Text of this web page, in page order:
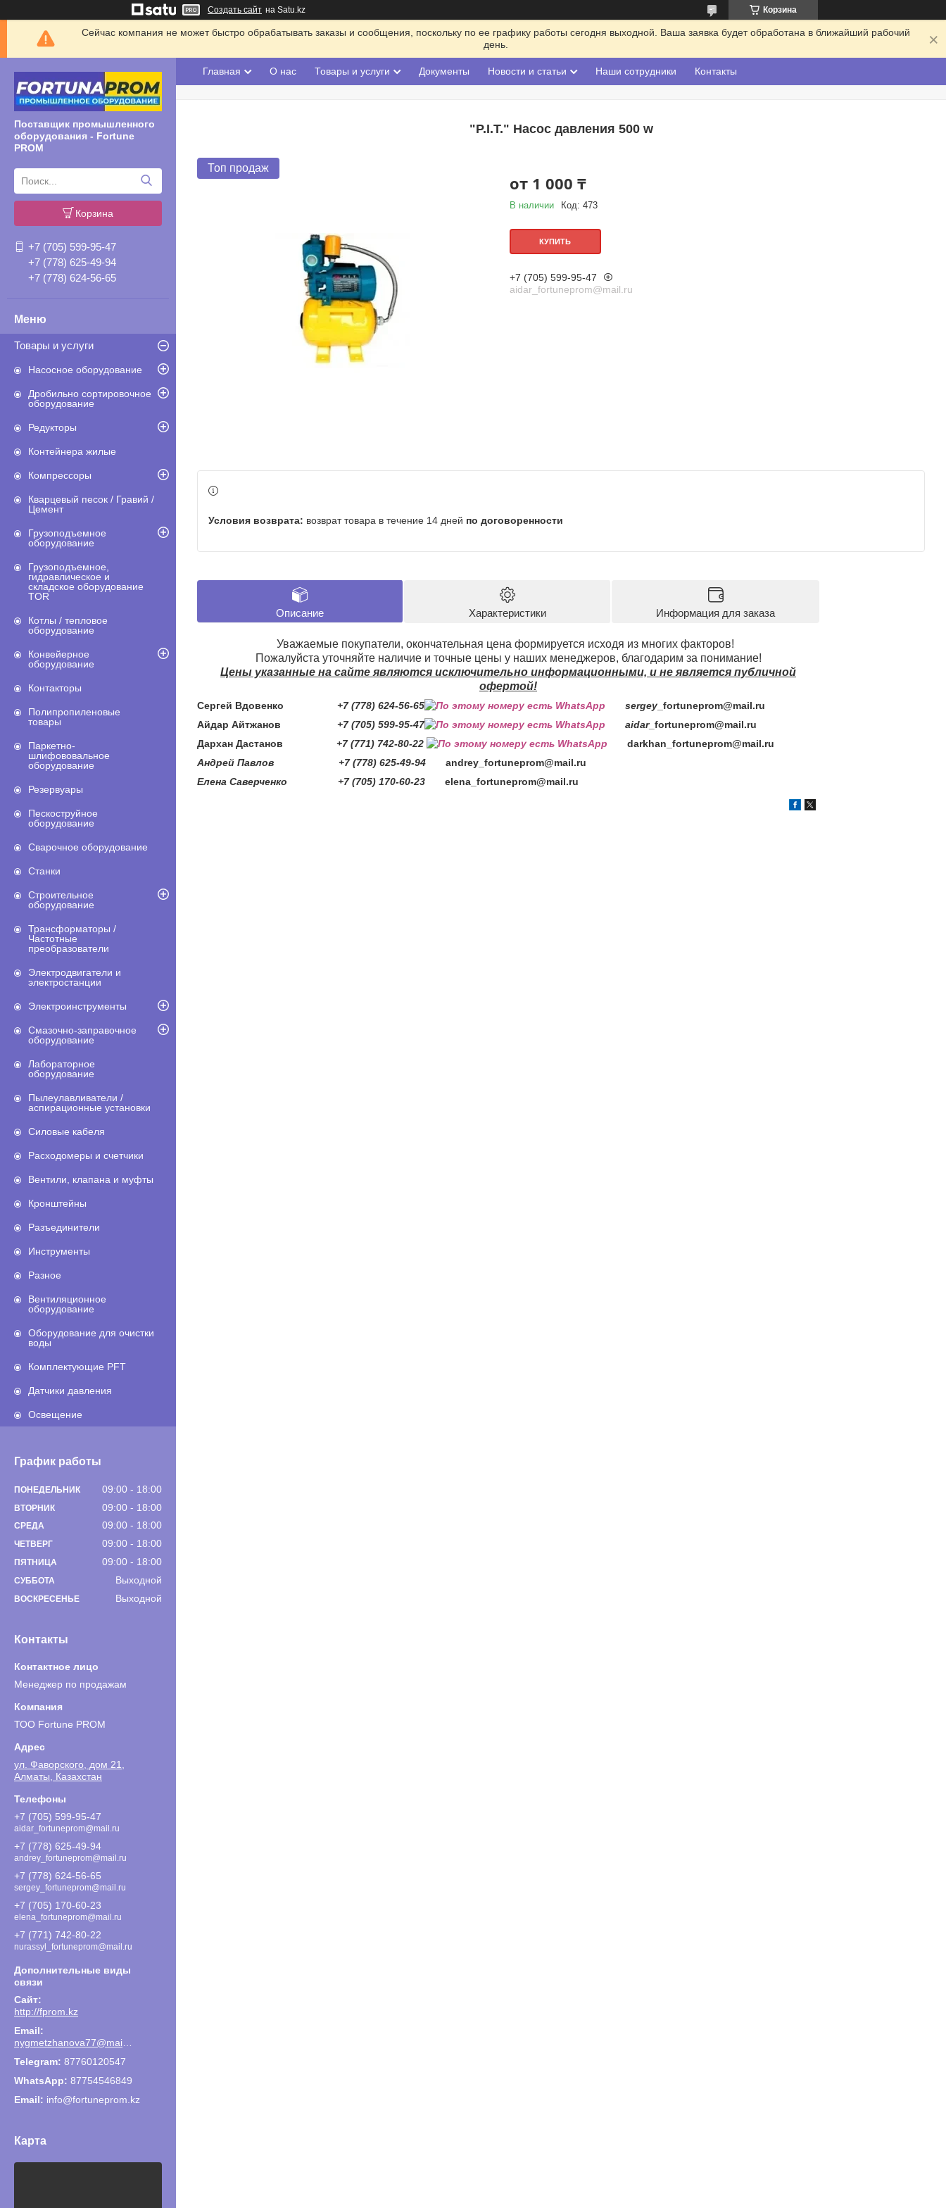
Создать сайт на Satu.kz Корзина
Сейчас компания не может быстро обрабатывать заказы и сообщения, поскольку по ее графику работы сегодня выходной. Ваша заявка будет обработана в ближайший рабочий
день.
Поставщик промышленного
оборудования - Fortune
PROM
Корзина
+7 (705) 599-95-47
+7 (778) 625-49-94
+7 (778) 624-56-65
Товары и услуги
Насосное оборудование
Дробильно сортировочное
оборудование
Редукторы
Контейнера жилые
Компрессоры
Кварцевый песок / Гравий /
Цемент
Грузоподъемное
оборудование
Грузоподъемное,
гидравлическое и
складское оборудование
TOR
Котлы / тепловое
оборудование
Конвейерное
оборудование
Контакторы
Полипропиленовые
товары
Паркетно-
шлифововальное
оборудование
Резервуары
Пескоструйное
оборудование
Сварочное оборудование
Станки
Строительное
оборудование
Трансформаторы /
Частотные
преобразователи
Электродвигатели и
электростанции
Электроинструменты
Смазочно-заправочное
оборудование
Лабораторное
оборудование
Пылеулавливатели /
аспирационные установки
Силовые кабеля
Расходомеры и счетчики
Вентили, клапана и муфты
Кронштейны
Разъединители
Инструменты
Разное
Вентиляционное
оборудование
Оборудование для очистки
воды
Комплектующие PFT
Датчики давления
Освещение
График работы
ПОНЕДЕЛЬНИК 09:00 18:00
ВТОРНИК 09:00 18:00
СРЕДА 09:00 18:00
ЧЕТВЕРГ 09:00 18:00
ПЯТНИЦА 09:00 18:00
СУББОТА Выходной
ВОСКРЕСЕНЬЕ Выходной
Контакты
Менеджер по продажам
ТОО Fortune PROM
ул. Фаворского, дом 21,
Алматы, Казахстан
+7 (705) 599-95-47
aidar_fortuneprom@mail.ru
+7 (778) 625-49-94
andrey_fortuneprom@mail.ru
+7 (778) 624-56-65
sergey_fortuneprom@mail.ru
+7 (705) 170-60-23
elena_fortuneprom@mail.ru
+7 (771) 742-80-22
nurassyl_fortuneprom@mail.ru
http://fprom.kz
87760120547
87754546849
Email
info@fortuneprom.kz
Карта
Главная О нас Товары и услуги Документы Новости и статьи Наши сотрудники Контакты
"P.I.T." Насос давления 500 w
Топ продаж
от 1 000 ₸
В наличии Код: 473
КУПИТЬ
+7 (705) 599-95-47
aidar_fortuneprom@mail.ru
возврат товара в течение 14 дней по договоренности
Описание Характеристики Информация для заказа
Уважаемые покупатели, окончательная цена формируется исходя из многих факторов!
Пожалуйста уточняйте наличие и точные цены у наших менеджеров, благодарим за понимание!
Цены указанные на сайте являются исключительно информационными, и не является публичной
офертой!
Сергей Вдовенко +7 (778) 624-56-65 sergey _fortuneprom@mail.ru
Айдар Айтжанов
+7 (705) 599-95-47 aidar_fortuneprom@mail.ru
Дархан Дастанов +7 (771) 742-80-22 darkhan _fortuneprom@mail.ru
Андрей Павлов +7 (778) 625-49-94
andrey_fortuneprom@mail.ru
Елена Саверченко +7 (705) 170-60-23
elena_fortuneprom@mail.ru